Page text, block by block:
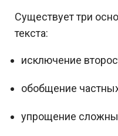
Существует три
текста:
исключение
обобщение
упрощение